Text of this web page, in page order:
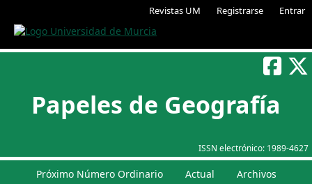
Revistas UM Registrarse Entrar
ISSN electrónico: 1989-4627
Papeles de Geografía
Próximo Número Ordinario Actual Archivos